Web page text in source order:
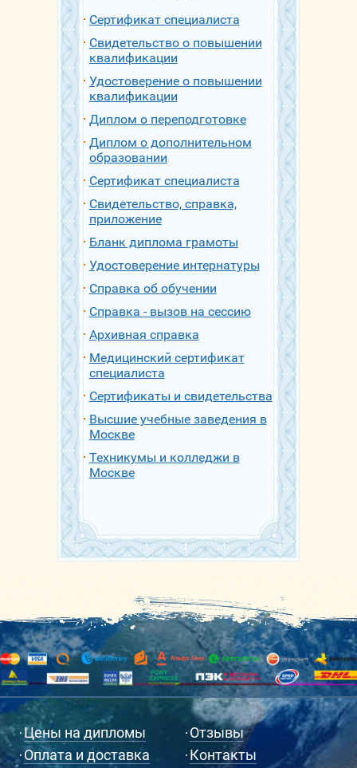
Сертификат специалиста
Свидетельство о повышении
квалификации
Удостоверение о повышении
квалификации
Диплом о переподготовке
Диплом о дополнительном
образовании
Сертификат специалиста
Свидетельство, справка,
приложение
Бланк диплома грамоты
Удостоверение интернатуры
Справка об обучении
Справка - вызов на сессию
Архивная справка
Медицинский сертификат
специалиста
Сертификаты и свидетельства
Высшие учебные заведения в
Москве
Техникумы и колледжи в
Москве
Цены на дипломы
Оплата и доставка
Отзывы
Контакты